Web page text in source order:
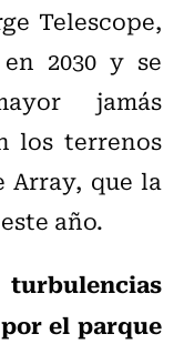
Telescope,
2030 y se
jamás
los terrenos
Array, que la
año.
el parque